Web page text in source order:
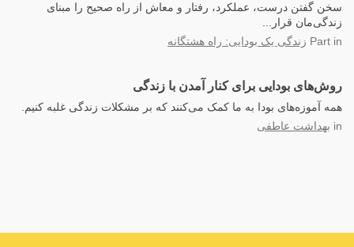
سخن گفتن درست، عملکرد، رفتار و معاش از راه صحیح را مبنای
زندگی‌مان قرار...
Part in زندگی یک بودایی: راه هشتگانه
روش‌های بودایی برای کنار آمدن با زندگی
همه آموزه‌های بودا به ما کمک می‌کنند که بر مشکلات زندگی غلبه کنیم.
in بهداشت عاطفی